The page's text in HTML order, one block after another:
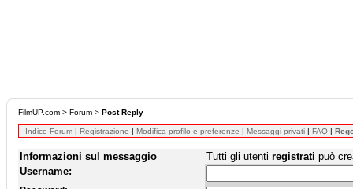
FilmUP.com > Forum > Post Reply
Indice Forum | Registrazione | Modifica profilo e preferenze | Messaggi privati | FAQ |
Informazioni sul messaggio Tutti gli utenti registrati può
Username: